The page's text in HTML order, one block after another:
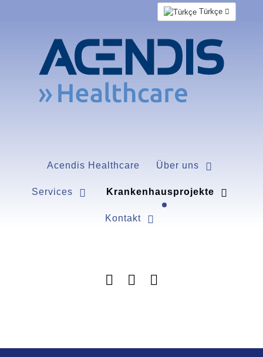
Acendis Healthcare Über uns
Services Krankenhausprojekte
Kontakt
Türkçe